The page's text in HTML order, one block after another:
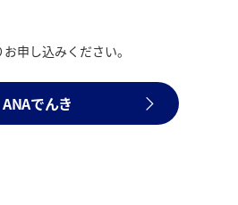
申し込みください。
ANAでんき